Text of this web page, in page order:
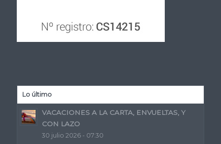
Lo último
VACACIONES A LA CARTA, ENVUELTAS, Y
CON LAZO
30 julio 2026 - 07:30